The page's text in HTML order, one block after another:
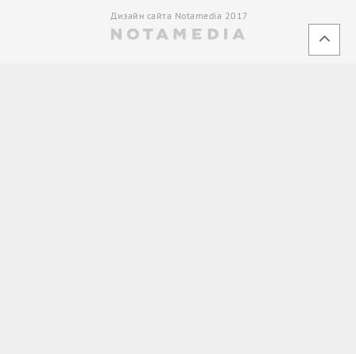
Дизайн сайта Notamedia 2017